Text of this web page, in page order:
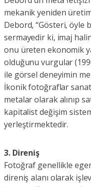
mekanik yeniden
Debord, “Gösteri, öyle
sermayedir ki, imaj
onu üreten ekonomik
olduğunu vurgular
ile görsel deneyimin
İkonik fotoğraflar
metalar olarak alınıp
kapitalist değişim
yerleştirmektedir.
3. Direniş
Fotoğraf genellikle
direniş alanı olarak